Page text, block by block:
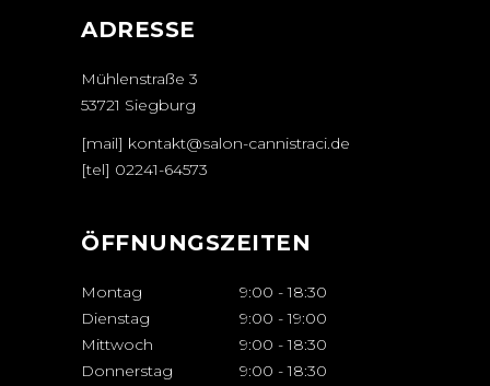
ADRESSE
Mühlenstraße 3
53721 Siegburg
[mail] kontakt@salon-cannistraci.de
[tel] 02241-64573
ÖFFNUNGSZEITEN
Montag 9:00 - 18:30
Dienstag
9:00 - 19:00
Mittwoch
9:00 - 18:30
Donnerstag
9:00 - 18:30